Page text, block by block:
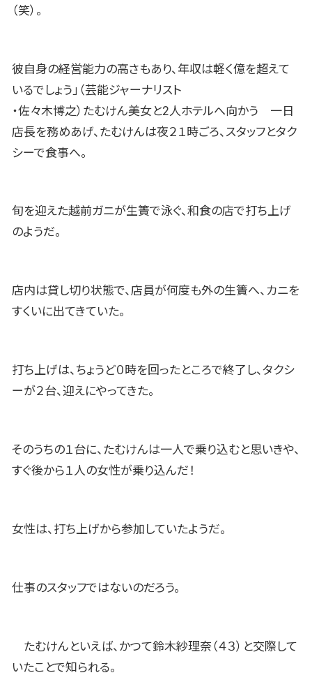
（笑）。
彼自身の経営能力の高さもあり、年収は軽く億を超えて
いるでしょう」（芸能ジャーナリスト
・佐々木博之）たむけん美女と2人ホテルへ向かう 一日
店長を務めあげ、たむけんは夜２１時ごろ、スタッフとタク
シーで食事へ。
旬を迎えた越前ガニが生簀で泳ぐ、和食の店で打ち上げ
のようだ。
店内は貸し切り状態で、店員が何度も外の生簀へ、カニを
すくいに出てきていた。
打ち上げは、ちょうど０時を回ったところで終了し、タクシ
ーが２台、迎えにやってきた。
そのうちの１台に、たむけんは一人で乗り込むと思いきや、
すぐ後から１人の女性が乗り込んだ！
女性は、打ち上げから参加していたようだ。
仕事のスタッフではないのだろう。
たむけんといえば、かつて鈴木紗理奈（４３）と交際して
いたことで知られる。